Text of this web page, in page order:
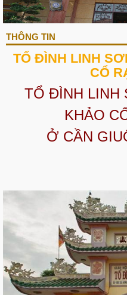
THÔNG TIN
TỔ ĐÌNH LINH
CỔ
TỔ ĐÌNH LINH
KHẢO
Ở CẦN